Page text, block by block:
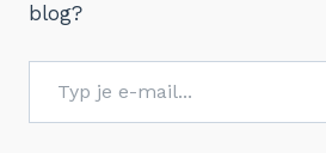
blog?
Typ je e-mail...